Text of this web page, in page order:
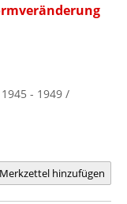
- 1949 /
hinzufügen